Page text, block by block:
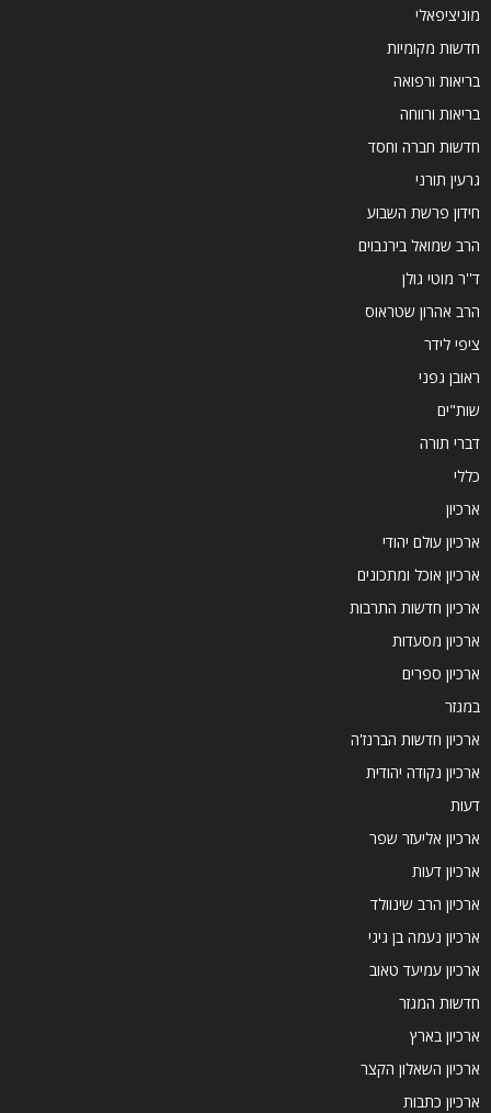
מוניציפאלי
חדשות מקומיות
בריאות ורפואה
בריאות ורווחה
חדשות חברה וחסד
גרעין תורני
חידון פרשת השבוע
הרב שמואל בירנבוים
ד''ר מוטי גולן
הרב אהרון שטראוס
ציפי לידר
ראובן גפני
שות"ים
דברי תורה
כללי
ארכיון
ארכיון עולם יהודי
ארכיון אוכל ומתכונים
ארכיון חדשות התרבות
ארכיון מסעדות
ארכיון ספרים
במגזר
ארכיון חדשות הברנז'ה
ארכיון נקודה יהודית
דעות
ארכיון אליעזר שפר
ארכיון דעות
ארכיון הרב שינוולד
ארכיון נעמה בן גיגי
ארכיון עמיעד טאוב
חדשות המגזר
ארכיון בארץ
ארכיון השאלון הקצר
ארכיון כתבות